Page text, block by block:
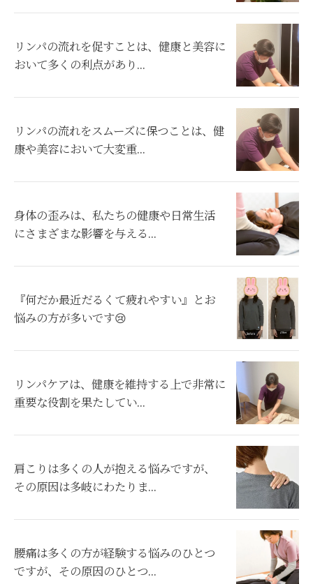
リンパの流れを促すことは、健康と美容に
おいて多くの利点があり...
リンパの流れをスムーズに保つことは、健
康や美容において大変重...
身体の歪みは、私たちの健康や日常生活
にさまざまな影響を与える...
『何だか最近だるくて疲れやすい』とお
悩みの方が多いです😢
リンパケアは、健康を維持する上で非常に
重要な役割を果たしてい...
肩こりは多くの人が抱える悩みですが、
その原因は多岐にわたりま...
腰痛は多くの方が経験する悩みのひとつ
ですが、その原因のひとつ...